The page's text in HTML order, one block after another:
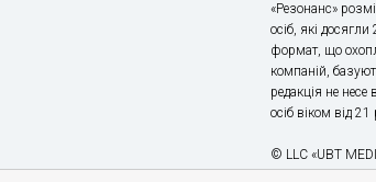
«Резонанс»
осіб, які
формат, що
компаній,
редакція не
осіб віком від 21
© LLC «UBT